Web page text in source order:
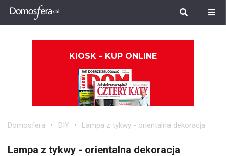
KIOSK - KUP ONLINE
Domosfera DIY Lampa z tykwy - orientalna dekoracja
Lampa z tykwy - orientalna dekoracja